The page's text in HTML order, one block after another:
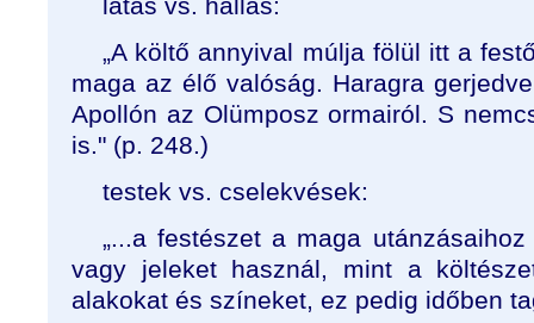
„A költő annyival múlja fölül itt a
maga az élő valóság. Haragra
Apollón az Olümposz ormairól. S
is." (p. 248.)
testek vs. cselekvések:
„...a festészet a maga
vagy jeleket használ, mint a
alakokat és színeket, ez pedig időben